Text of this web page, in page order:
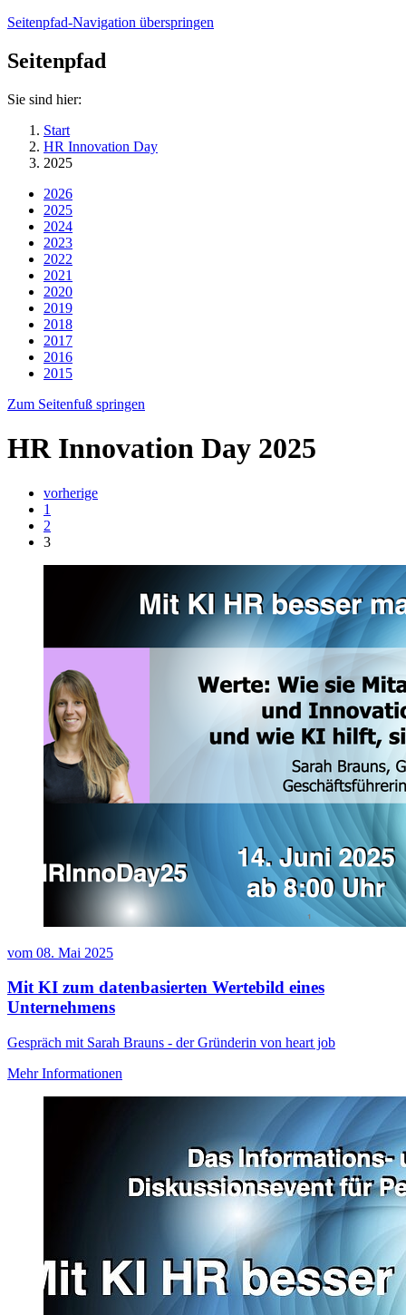
Seitenpfad-Navigation überspringen
Seitenpfad
Sie sind hier:
Start
HR Innovation Day
2025
2026
2025
2024
2023
2022
2021
2020
2019
2018
2017
2016
2015
Zum Seitenfuß springen
HR Innovation Day 2025
vorherige
1
2
3
vom 08. Mai 2025
Mit KI zum datenbasierten Wertebild eines
Unternehmens
Gespräch mit Sarah Brauns - der Gründerin von heart job
Mehr Informationen